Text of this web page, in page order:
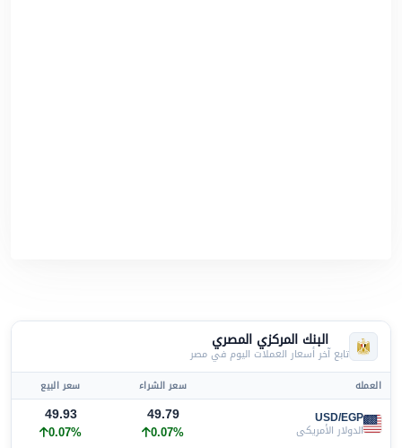
البنك المركزي المصري
تابع آخر أسعار العملات اليوم في مصر
العمله سعر الشراء سعر البيع
USD/EGP
الدولار الأمريكي
49.79
0.07%
49.93
0.07%